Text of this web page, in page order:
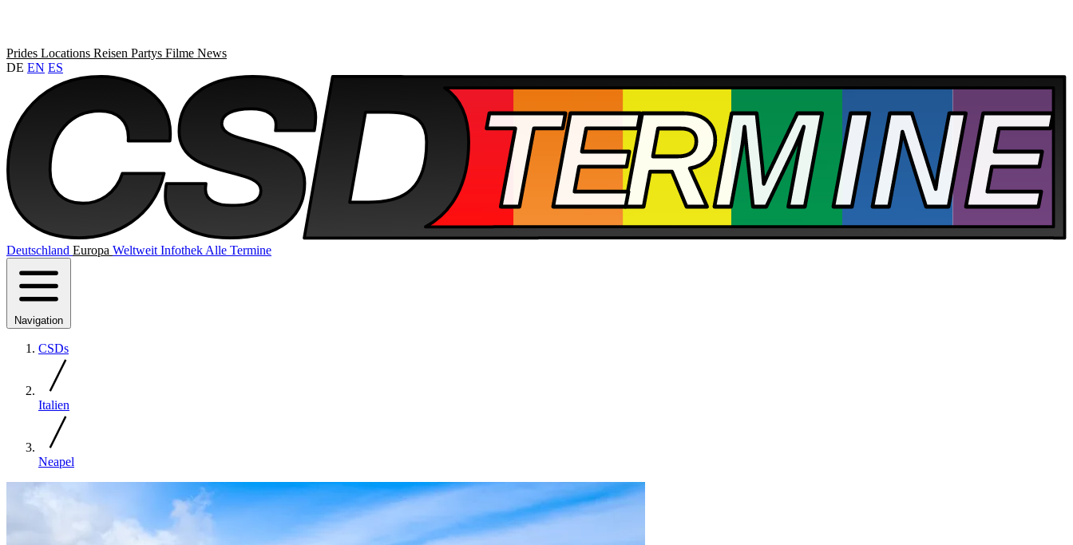
Prides Locations Reisen Partys Filme News
DE EN ES
Deutschland Europa Weltweit Infothek Alle Termine
Navigation
CSDs
Italien
Neapel